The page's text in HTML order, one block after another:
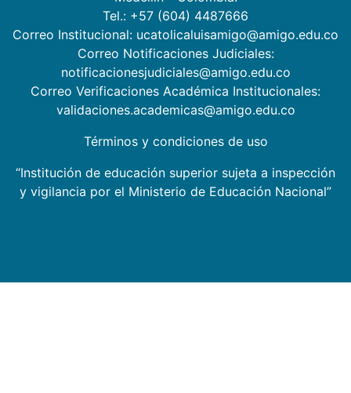
Tel.: +57 (604) 4487666
Correo Institucional: ucatolicaluisamigo@amigo.edu.co
Correo Notificaciones Judiciales:
notificacionesjudiciales@amigo.edu.co
Correo Verificaciones Académica Institucionales:
validaciones.academicas@amigo.edu.co
Términos y condiciones de uso
“Institución de educación superior sujeta a inspección
y vigilancia por el Ministerio de Educación Nacional”